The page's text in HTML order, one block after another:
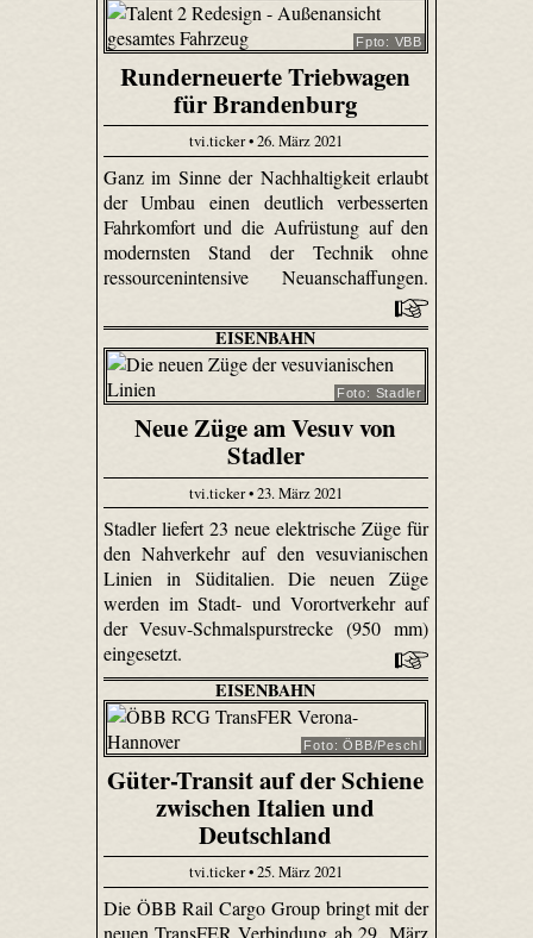
Fpto: VBB
Runderneuerte Triebwagen
für Brandenburg
tvi.ticker • 26. März 2021
Ganz im Sinne der Nachhaltigkeit erlaubt
der Umbau einen deutlich verbesserten
Fahrkomfort und die Aufrüstung auf den
modernsten Stand der Technik ohne
ressourcenintensive Neuanschaffungen.
EISENBAHN
Foto: Stadler
Neue Züge am Vesuv von
Stadler
tvi.ticker • 23. März 2021
Stadler liefert 23 neue elektrische Züge für
den Nahverkehr auf den vesuvianischen
Linien in Süditalien. Die neuen Züge
werden im Stadt- und Vorortverkehr auf
der Vesuv-Schmalspurstrecke (950 mm)
eingesetzt.
EISENBAHN
Foto: ÖBB/Peschl
Güter-Transit auf der Schiene
zwischen Italien und
Deutschland
tvi.ticker • 25. März 2021
Die ÖBB Rail Cargo Group bringt mit der
neuen TransFER Verbindung ab 29. März